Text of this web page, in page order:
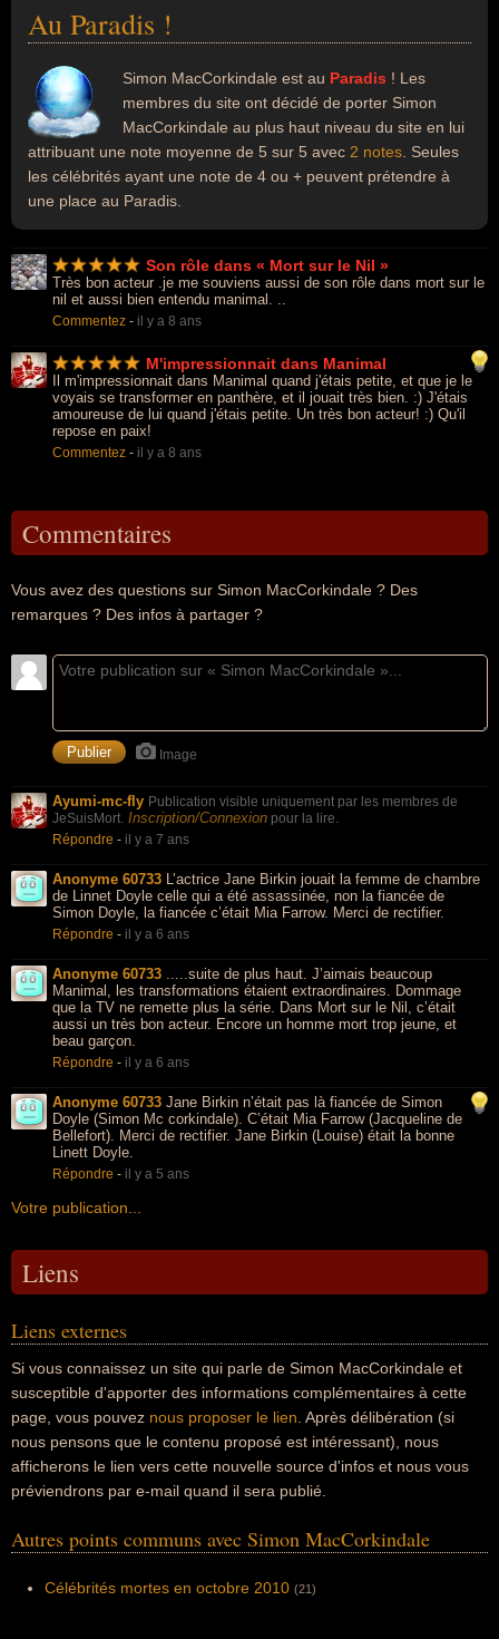
Au Paradis !
Simon MacCorkindale est au Paradis ! Les
membres du site ont décidé de porter Simon
MacCorkindale au plus haut niveau du site en lui
attribuant une note moyenne de 5 sur 5 avec 2 notes . Seules
les célébrités ayant une note de 4 ou + peuvent prétendre à
une place au Paradis.
Son rôle dans « Mort sur le Nil »
Très bon acteur .je me souviens aussi de son rôle dans mort sur le
nil et aussi bien entendu manimal. ..
Commentez - il y a 8 ans
M'impressionnait dans Manimal
Il m'impressionnait dans Manimal quand j'étais petite, et que je le
voyais se transformer en panthère, et il jouait très bien. :) J'étais
amoureuse de lui quand j'étais petite. Un très bon acteur! :) Qu'il
repose en paix!
Commentez - il y a 8 ans
Commentaires
Vous avez des questions sur Simon MacCorkindale ? Des
remarques ? Des infos à partager ?
Image
Ayumi-mc-fly Publication visible uniquement par les membres de
JeSuisMort. Inscription/Connexion pour la lire.
Répondre - il y a 7 ans
Anonyme 60733 L’actrice Jane Birkin jouait la femme de chambre
de Linnet Doyle celle qui a été assassinée, non la fiancée de
Simon Doyle, la fiancée c’était Mia Farrow. Merci de rectifier.
Répondre - il y a 6 ans
Anonyme 60733 .....suite de plus haut. J’aimais beaucoup
Manimal, les transformations étaient extraordinaires. Dommage
que la TV ne remette plus la série. Dans Mort sur le Nil, c’était
aussi un très bon acteur. Encore un homme mort trop jeune, et
beau garçon.
Répondre - il y a 6 ans
Anonyme 60733 Jane Birkin n’était pas là fiancée de Simon
Doyle (Simon Mc corkindale). C’était Mia Farrow (Jacqueline de
Bellefort). Merci de rectifier. Jane Birkin (Louise) était la bonne
Linett Doyle.
Répondre - il y a 5 ans
Votre publication...
Liens
Liens externes
Si vous connaissez un site qui parle de Simon MacCorkindale et
susceptible d'apporter des informations complémentaires à cette
page, vous pouvez nous proposer le lien . Après délibération (si
nous pensons que le contenu proposé est intéressant), nous
afficherons le lien vers cette nouvelle source d'infos et nous vous
préviendrons par e-mail quand il sera publié.
Autres points communs avec Simon MacCorkindale
Célébrités mortes en octobre 2010 (21)